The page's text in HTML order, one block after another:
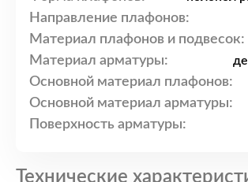
Направление плафонов:
Материал плафонов и подвесок:
Материал арматуры:
Основной материал плафонов:
Основной материал арматуры:
Поверхность арматуры:
Технические